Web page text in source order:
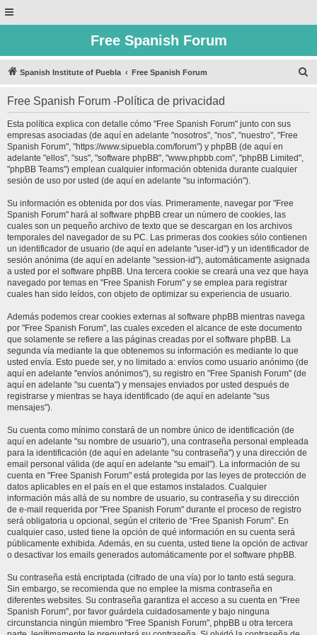
Free Spanish Forum
Spanish Institute of Puebla Free Spanish Forum
Free Spanish Forum -Política de privacidad
Esta política explica con detalle cómo "Free Spanish Forum" junto con sus
empresas asociadas (de aquí en adelante "nosotros", "nos", "nuestro", "Free
Spanish Forum", "https://www.sipuebla.com/forum") y phpBB (de aquí en
adelante "ellos", "sus", "software phpBB", "www.phpbb.com", "phpBB Limited",
"phpBB Teams") emplean cualquier información obtenida durante cualquier
sesión de uso por usted (de aquí en adelante "su información").
Su información es obtenida por dos vías. Primeramente, navegar por "Free
Spanish Forum" hará al software phpBB crear un número de cookies, las
cuales son un pequeño archivo de texto que se descargan en los archivos
temporales del navegador de su PC. Las primeras dos cookies sólo contienen
un identificador de usuario (de aquí en adelante "user-id") y un identificador de
sesión anónima (de aquí en adelante "session-id"), automáticamente asignada
a usted por el software phpBB. Una tercera cookie se creará una vez que haya
navegado por temas en "Free Spanish Forum" y se emplea para registrar
cuales han sido leídos, con objeto de optimizar su experiencia de usuario.
Además podemos crear cookies externas al software phpBB mientras navega
por "Free Spanish Forum", las cuales exceden el alcance de este documento
que solamente se refiere a las páginas creadas por el software phpBB. La
segunda vía mediante la que obtenemos su información es mediante lo que
usted envía. Esto puede ser, y no limitado a: envíos como usuario anónimo (de
aquí en adelante "envíos anónimos"), su registro en "Free Spanish Forum" (de
aquí en adelante "su cuenta") y mensajes enviados por usted después de
registrarse y mientras se haya identificado (de aquí en adelante "sus
mensajes").
Su cuenta como mínimo constará de un nombre único de identificación (de
aquí en adelante "su nombre de usuario"), una contraseña personal empleada
para la identificación (de aquí en adelante "su contraseña") y una dirección de
email personal válida (de aquí en adelante "su email"). La información de su
cuenta en "Free Spanish Forum" está protegida por las leyes de protección de
datos aplicables en el país en el que estamos instalados. Cualquier
información más allá de su nombre de usuario, su contraseña y su dirección
de e-mail requerida por "Free Spanish Forum" durante el proceso de registro
será obligatoria u opcional, según el criterio de “Free Spanish Forum”. En
cualquier caso, usted tiene la opción de qué información en su cuenta será
públicamente exhibida. Además, en su cuenta, usted tiene la opción de activar
o desactivar los emails generados automáticamente por el software phpBB.
Su contraseña está encriptada (cifrado de una vía) por lo tanto está segura.
Sin embargo, se recomienda que no emplee la misma contraseña en
diferentes websites. Su contraseña garantiza el acceso a su cuenta en "Free
Spanish Forum", por favor guárdela cuidadosamente y bajo ninguna
circunstancia ningún miembro "Free Spanish Forum", phpBB u otra tercera